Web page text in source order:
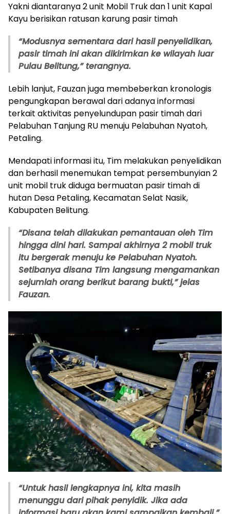
Yakni diantaranya 2 unit Mobil Truk dan 1 unit Kapal
Kayu berisikan ratusan karung pasir timah
“Modusnya sementara dari hasil penyelidikan,
pasir timah ini akan dikirimkan ke wilayah luar
Pulau Belitung,” terangnya.
Lebih lanjut, Fauzan juga membeberkan kronologis
pengungkapan berawal dari adanya informasi
terkait aktivitas penyelundupan pasir timah dari
Pelabuhan Tanjung RU menuju Pelabuhan Nyatoh,
Petaling.
Mendapati informasi itu, Tim melakukan penyelidikan
dan berhasil menemukan tempat persembunyian 2
unit mobil truk diduga bermuatan pasir timah di
hutan Desa Petaling, Kecamatan Selat Nasik,
Kabupaten Belitung.
“Disana telah dilakukan pemantauan oleh Tim
hingga dini hari. Sampai akhirnya 2 mobil truk
itu bergerak menuju ke Pelabuhan Nyatoh.
Setibanya disana Tim langsung mengamankan
sejumlah orang berikut barang bukti,” jelas
Fauzan.
“Untuk hasil lengkapnya ini, kita masih
menunggu dari pihak penyidik. Jika ada